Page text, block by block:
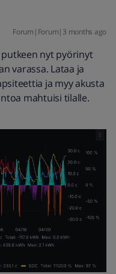
Forum|Forum|3 months ago
nyt pyörinyt
varassa. Lataa ja
ja myy akusta
mahtuisi tilalle.